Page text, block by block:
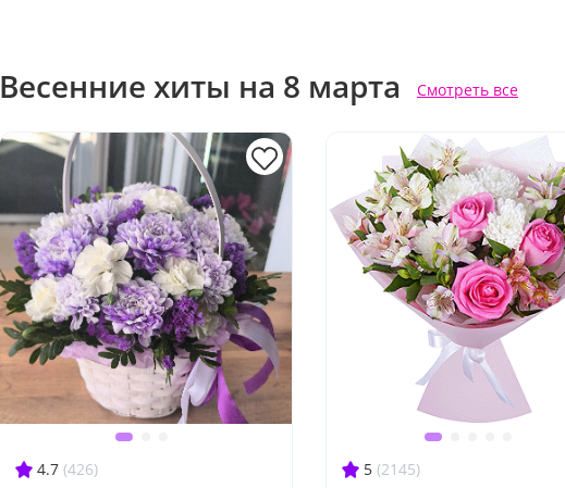
Весенние хиты на 8 марта Смотреть все
4.7 (426) 5 (2145)